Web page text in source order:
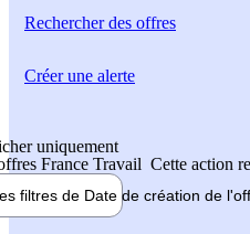
Rechercherdes offres
uniquement
France Travail Cette action
filtres de Date de création de
Créer une alerte